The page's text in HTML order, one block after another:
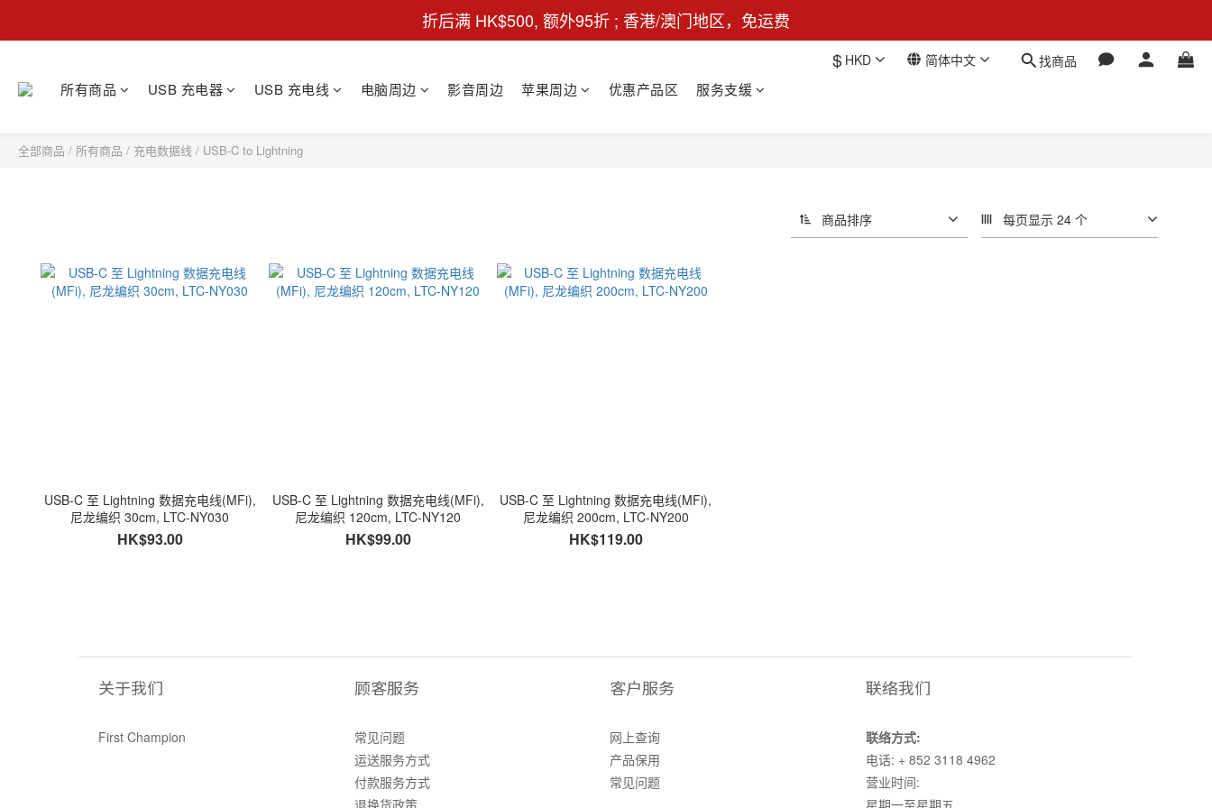
折后满 HK$500, 额外95折 ; 香港/澳门地区，免运费
$ HKD 简体中文 找商品
所有商品 USB 充电器 USB 充电线 电脑周边 影音周边 苹果周边 优惠产品区 服务支缓
全部商品 / 所有商品 / 充电数据线 / USB-C to Lightning
商品排序 每页显示 24 个
USB-C 至 Lightning 数据充电线(MFi),
尼龙编织 30cm, LTC-NY030
HK$93.00
USB-C 至 Lightning 数据充电线(MFi),
尼龙编织 120cm, LTC-NY120
HK$99.00
USB-C 至 Lightning 数据充电线(MFi),
尼龙编织 200cm, LTC-NY200
HK$119.00
关于我们
First Champion
顾客服务
常见问题
运送服务方式
付款服务方式
退换货政策
客户服务
网上查询
产品保用
常见问题
联络我们
联络方式:
电话: + 852 3118 4962
营业时间:
星期一至星期五